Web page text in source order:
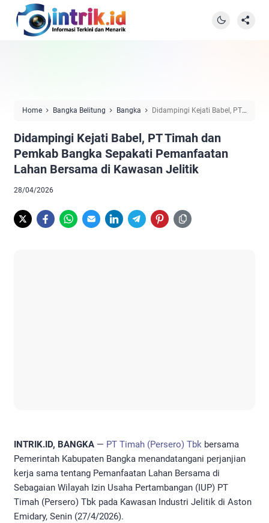
Home Bangka Belitung Bangka
Didampingi Kejati Babel, PT
di Kawasan Jelitik
Didampingi Kejati Babel, PT Timah dan
Pemkab Bangka Sepakati Pemanfaatan
Lahan Bersama di Kawasan Jelitik
28/04/2026
INTRIK.ID, BANGKA — PT Timah (Persero) Tbk bersama
Pemerintah Kabupaten Bangka menandatangani perjanjian
kerja sama tentang Pemanfaatan Lahan Bersama di
Sebagaian Wilayah Izin Usaha Pertambangan (IUP) PT
Timah (Persero) Tbk pada Kawasan Industri Jelitik di Aston
Emidary, Senin (27/4/2026).